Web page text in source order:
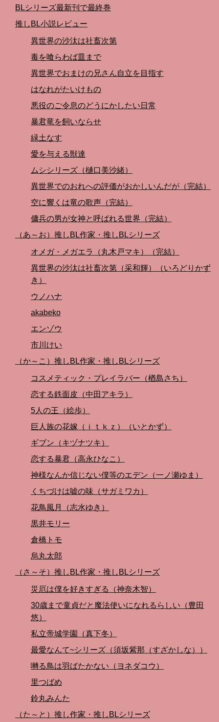
BLシリーズ最新刊で最終巻
推しBL小説レビュー
異世界の沙汰は社畜次第
毒を喰らわば皿まで
異世界でおまけの兄さん自立を目指す
はなれがたいけもの
悪役のご令息のどうにかしたい日常
暴君竜を飼いならせ
緑土なす
愛を与える獣達
ムシシリーズ（樋口美沙緒）
異世界でのおれへの評価がおかしいんだが（完結）
空に響くは竜の歌声（完結）
傭兵の男が女神と呼ばれる世界（完結）
（あ～お）推しBL作家・推しBLシリーズ
オメガ・メガエラ（丸木戸マキ）（完結）
異世界の沙汰は社畜次第（采和輝）（いろどりかず
き）
ウノハナ
akabeko
エンゾウ
市川けい
（か～こ）推しBL作家・推しBLシリーズ
コスメティック・プレイラバー（楢島さち）
恋する鉄面皮（中田アキラ）
5人の王（絵歩）
巨人族の花嫁（ｉｔｋｚ）（いとかず）
ギブン（キヅナツキ）
恋する暴君（高永ひなこ）
神様なんか信じない僕等のエデン（一ノ瀬ゆま）
くちづけは嘘の味（サガミワカ）
花鳥風月（志水ゆき）
黒井モリー
倉橋トモ
烏丸太郎
（さ～そ）推しBL作家・推しBLシリーズ
災厄は僕を好きすぎる（神奈木智）
30歳まで童貞だと魔法使いになれるらしい（豊田
悠）
私立帝城学園（真下冬）
最愛なんて~シリーズ（須坂紫那（すざかしな））
囀る鳥は羽ばたかない（ヨネダコウ）
里つばめ
鈴丸みんた
（た～と）推し作家・推しBLシリーズ